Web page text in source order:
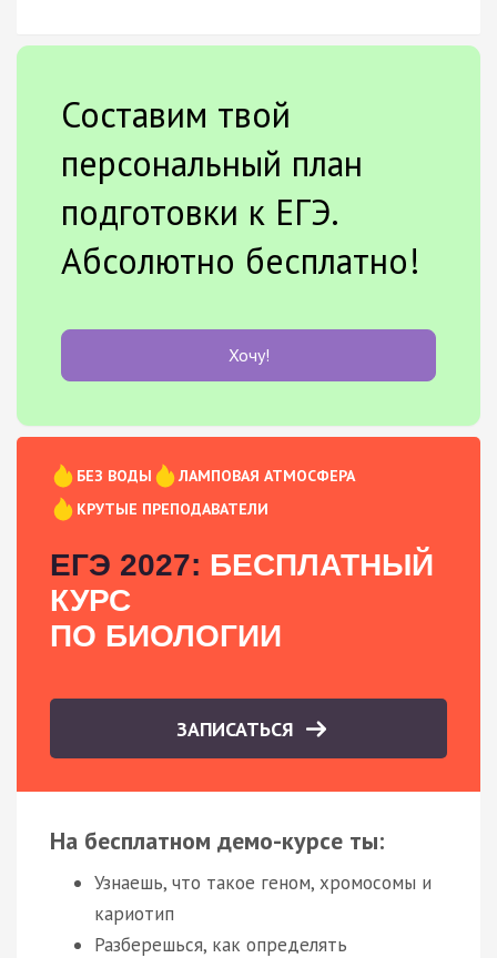
Составим твой
персональный план
подготовки к ЕГЭ.
Абсолютно бесплатно!
Хочу!
БЕЗ ВОДЫ
ЛАМПОВАЯ АТМОСФЕРА
КРУТЫЕ ПРЕПОДАВАТЕЛИ
ЕГЭ 2027: БЕСПЛАТНЫЙ
КУРС
ПО БИОЛОГИИ
ЗАПИСАТЬСЯ
На бесплатном демо-курсе ты:
Узнаешь, что такое геном, хромосомы и
кариотип
Разберешься, как определять